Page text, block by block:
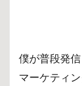
僕が普段発
マーケティ